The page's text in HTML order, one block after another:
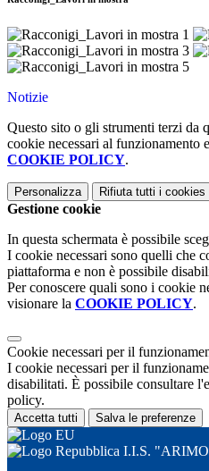
Notizie
Questo sito o gli strumenti terzi da
cookie necessari al
COOKIE POLICY.
Personalizza Rifiuta tutti i cookies
Gestione cookie
In questa schermata è possibile
I cookie necessari sono quelli che
piattaforma e non è possibile
Per conoscere quali sono i cookie
visionare la COOKIE POLICY.
Cookie necessari per il
I cookie necessari per il
disabilitati. È possibile consultare
policy.
Accetta tutti Salva le preferenze
I.I.S.